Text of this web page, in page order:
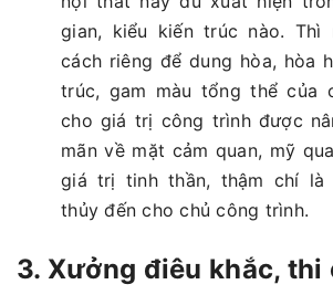
gian, kiểu kiến trúc nào. Thì
cách riêng để dung hòa, hòa
trúc, gam màu tổng thể của
cho giá trị công trình được
mãn về mặt cảm quan, mỹ
giá trị tinh thần, thậm chí là
thủy đến cho chủ công trình.
3. Xưởng điêu khắc, thi